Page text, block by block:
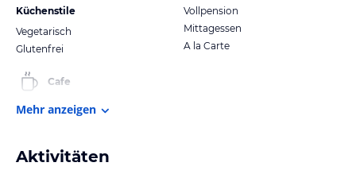
Küchenstile
Vegetarisch
Glutenfrei
Cafe
Vollpension
Mittagessen
A la Carte
Mehr anzeigen
Aktivitäten